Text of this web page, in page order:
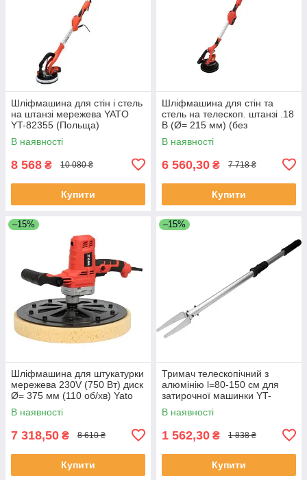
Шліфмашина для стін і стель
на штанзі мережева YATO
YT-82355 (Польща)
В наявності
8 568 ₴ 10 080 ₴
Купити
Шліфмашина для стін та
стель на телескоп. штанзі .18
В (Ø= 215 мм) (без
акумулятора та ЗП) Yato YT-
82361 (Польща)
В наявності
6 560,30 ₴ 7 718 ₴
Купити
–15%
Шліфмашина для штукатурки
мережева 230V (750 Вт) диск
Ø= 375 мм (110 об/хв) Yato
YT-82330 (Польща)
В наявності
7 318,50 ₴ 8 610 ₴
Купити
–15%
Тримач телескопічний з
алюмінію l=80-150 см для
затирочної машинки YT-
82330 Yato YT-82332
В наявності
1 562,30 ₴ 1 838 ₴
Купити